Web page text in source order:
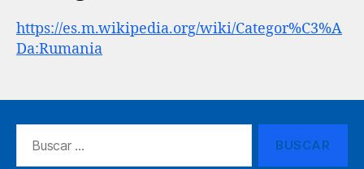
https://es.m.wikipedia.org/wiki/Categor%C3%A
Da:Rumania